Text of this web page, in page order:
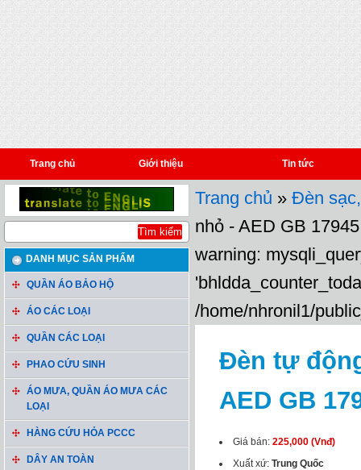
Trang chủ Giới thiệu Tin tức
DANH MỤC SẢN PHẨM
QUẦN ÁO BẢO HỘ
ÁO CÁC LOẠI
QUẦN CÁC LOẠI
PHAO CỨU SINH
ÁO MƯA, QUẦN ÁO MƯA CÁC
LOẠI
HÀNG CỨU HỎA PCCC
DÂY AN TOÀN
Trang chủ » Đèn
nhỏ - AED GB 17945
warning:
/home/nhronil1/
Đèn tự
AED GB
Giá bán: 225,000 (Vnđ)
Xuất xứ: Trung Quốc